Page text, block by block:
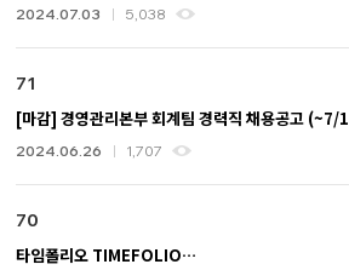
2024.07.03 5,038
71
[마감] 경영관리본부 회계팀 경력직 채용공고 (~7/
2024.06.26 1,707
70
타임폴리오 TIMEFOLIO